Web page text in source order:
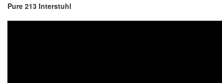
Pure 213 Interstuhl